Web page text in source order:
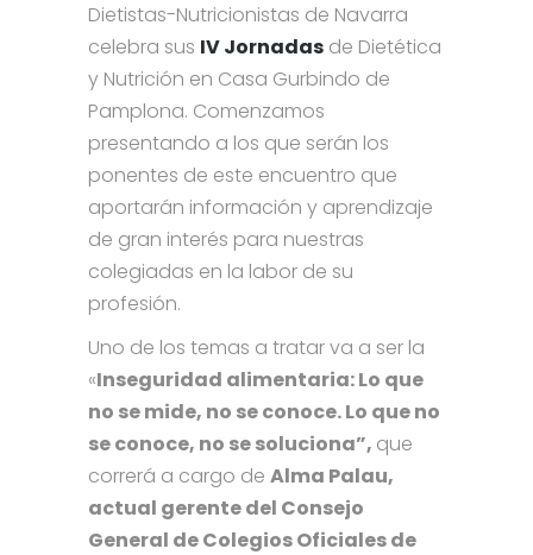
Dietistas-Nutricionistas de Navarra
celebra sus IV Jornadas de Dietética
y Nutrición en Casa Gurbindo de
Pamplona. Comenzamos
presentando a los que serán los
ponentes de este encuentro que
aportarán información y aprendizaje
de gran interés para nuestras
colegiadas en la labor de su
profesión.
Uno de los temas a tratar va a ser la
«Inseguridad alimentaria: Lo que
no se mide, no se conoce. Lo que no
se conoce, no se soluciona”, que
correrá a cargo de Alma Palau,
actual gerente del Consejo
General de Colegios Oficiales de